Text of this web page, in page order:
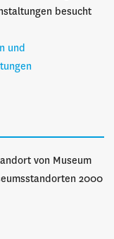
besucht
und
von Museum
2000